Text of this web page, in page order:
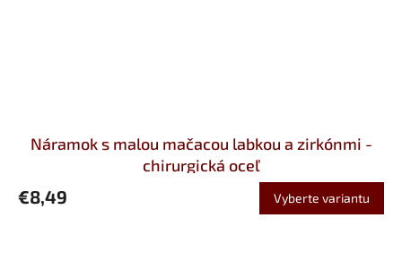
Náramok s malou mačacou labkou a zirkónmi -
chirurgická oceľ
€8,49 Vyberte variantu